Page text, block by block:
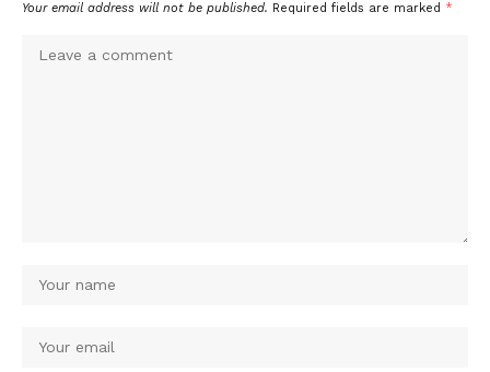
Your email address will not be published. Required fields are marked *